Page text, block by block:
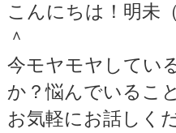
こんにちは！明未
＾
今モヤモヤしてい
か？悩んでいるこ
お気軽にお話しく